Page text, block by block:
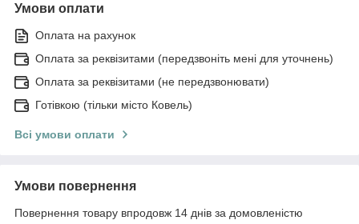
Умови оплати
Оплата на рахунок
Оплата за реквізитами (передзвоніть мені для уточнень)
Оплата за реквізитами (не передзвонювати)
Готівкою (тільки місто Ковель)
Всі умови оплати
Умови повернення
Повернення товару впродовж 14 днів за домовленістю